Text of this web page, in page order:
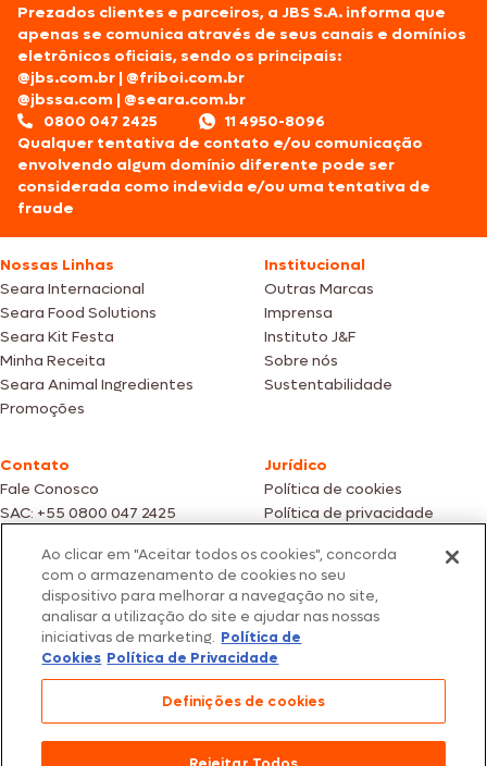
Prezados clientes e parceiros, a JBS S.A. informa que
apenas se comunica através de seus canais e domínios
eletrônicos oficiais, sendo os principais:
@jbs.com.br |@friboi.com.br
@jbssa.com |@seara.com.br
0800 047 2425
11 4950-8096
Qualquer tentativa de contato e/ou comunicação
envolvendo algum domínio diferente pode ser
considerada como indevida e/ou uma tentativa de
fraude
Nossas Linhas
Seara Internacional
Seara Food Solutions
Seara Kit Festa
Minha Receita
Seara Animal Ingredientes
Promoções
Institucional
Outras Marcas
Imprensa
Instituto J&F
Sobre nós
Sustentabilidade
Contato
Fale Conosco
SAC: +55 0800 047 2425
Jurídico
Política de cookies
Política de privacidade
Fotos meramente ilustrativas | Ofertas válidas enquanto durarem os
estoques dos nossos parceiros | Vendas sujeitas a análise e confirmação
de dados.
Os preços, promoções e condições de pagamento são válidos
exclusivamente para compras efetuadas em nossos parceiros.
Todos os produtos estão sujeitos a disponibilidade de estoque.
São Paulo/SP – CEP 05.118-100
© 2026 Seara. Todos os direitos reservados
Ao clicar em "Aceitar todos os cookies", concorda
com o armazenamento de cookies no seu
dispositivo para melhorar a navegação no site,
analisar a utilização do site e ajudar nas nossas
iniciativas de marketing. Política de
Cookies Política de Privacidade
Definições de cookies